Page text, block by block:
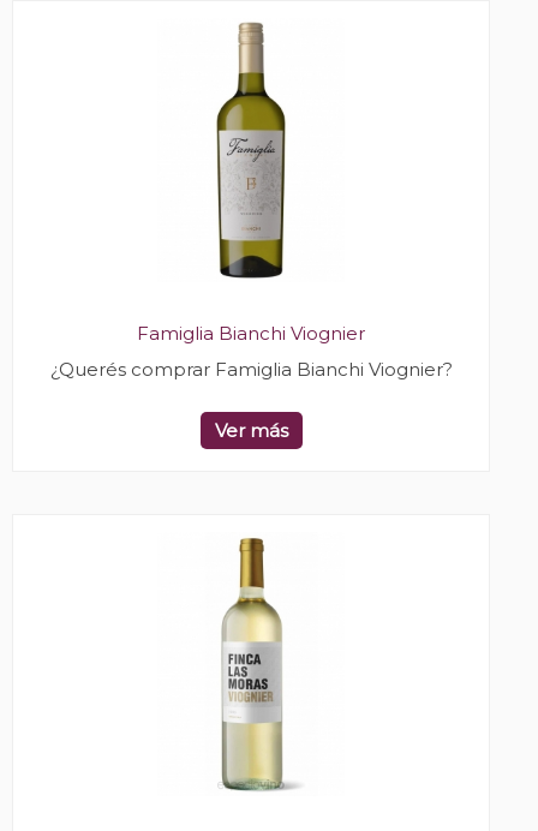
Famiglia Bianchi Viognier
¿Querés comprar Famiglia Bianchi Viognier?
Ver más